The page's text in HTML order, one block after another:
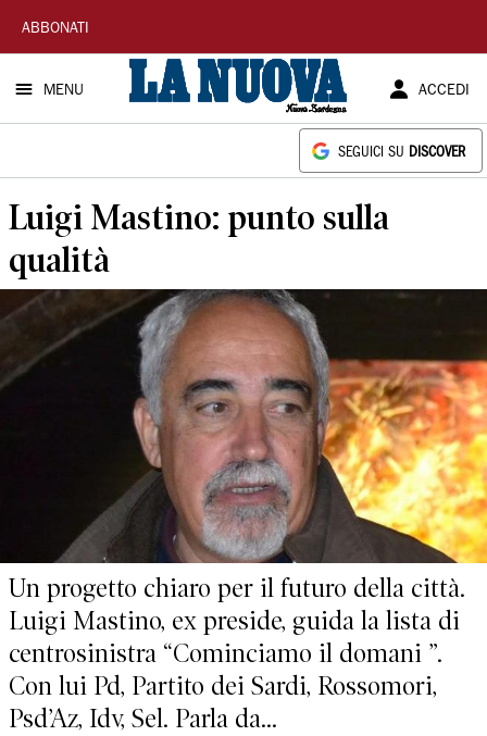
La
Nuova
Sardegna
ABBONATI
MENU ACCEDI
SEGUICI SU DISCOVER
Luigi Mastino: punto sulla
qualità
Un progetto chiaro per il futuro della città.
Luigi Mastino, ex preside, guida la lista di
centrosinistra “Cominciamo il domani ”.
Con lui Pd, Partito dei Sardi, Rossomori,
Psd’Az, Idv, Sel. Parla da...